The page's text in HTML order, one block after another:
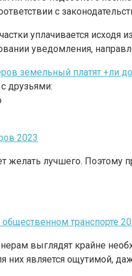
с
уплачивается
уведомления,
земельный платят +ли
друзьями:
2023
желать лучшего.
транспорте
выглядят крайне
них является ощутимой,